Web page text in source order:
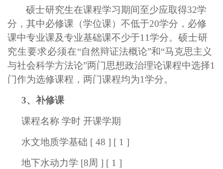
硕士研究生在课程学习期间至少应取得32学
分，其中必修课（学位课）不低于20学分，必修
课中专业课及专业基础课不少于11学分。 硕士研
究生要求必须在“自然辩证法概论”和“马克思主义
与社会科学方法论”两门思想政治理论课程中选择1
门作为选修课程，两门课程均为1学分。
3、补修课
课程名称 学时 开课学期
水文地质学基础 [ 48 ] [ 1 ]
地下水动力学 [8周 ] [ 1 ]